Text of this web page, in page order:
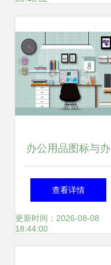
办公用品图标与办
公设备及耗材全解
析
查看详情
更新时间：2026-08-08
18:44:00